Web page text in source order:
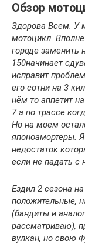
Обзор
Здорова Всем. У
мотоцикл.
городе заменить
150начинает
исправит
его сотни на 3
нём то аппетит
7 а по трассе
Но на моем
японоамортеры.
недостаток
если не падать с
Ездил 2 сезона
положительные,
(бандиты и
рассматриваю),
вулкан, но свою